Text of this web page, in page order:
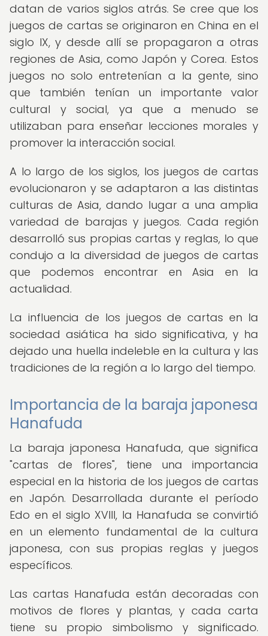
datan de varios siglos atrás. Se cree que los
juegos de cartas se originaron en China en el
siglo IX, y desde allí se propagaron a otras
regiones de Asia, como Japón y Corea. Estos
juegos no solo entretenían a la gente, sino
que también tenían un importante valor
cultural y social, ya que a menudo se
utilizaban para enseñar lecciones morales y
promover la interacción social.
A lo largo de los siglos, los juegos de cartas
evolucionaron y se adaptaron a las distintas
culturas de Asia, dando lugar a una amplia
variedad de barajas y juegos. Cada región
desarrolló sus propias cartas y reglas, lo que
condujo a la diversidad de juegos de cartas
que podemos encontrar en Asia en la
actualidad.
La influencia de los juegos de cartas en la
sociedad asiática ha sido significativa, y ha
dejado una huella indeleble en la cultura y las
tradiciones de la región a lo largo del tiempo.
Importancia de la baraja japonesa
Hanafuda
La baraja japonesa Hanafuda, que significa
"cartas de flores", tiene una importancia
especial en la historia de los juegos de cartas
en Japón. Desarrollada durante el período
Edo en el siglo XVIII, la Hanafuda se convirtió
en un elemento fundamental de la cultura
japonesa, con sus propias reglas y juegos
específicos.
Las cartas Hanafuda están decoradas con
motivos de flores y plantas, y cada carta
tiene su propio simbolismo y significado.